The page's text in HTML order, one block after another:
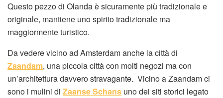
Questo pezzo di Olanda è sicuramente più tradizionale e
originale, mantiene uno spirito tradizionale ma
maggiormente turistico.
Da vedere vicino ad Amsterdam anche la città di
Zaandam, una piccola città con molti negozi ma con
un’architettura davvero stravagante. Vicino a Zaandam ci
sono i mulini di Zaanse Schans uno dei siti storici legato